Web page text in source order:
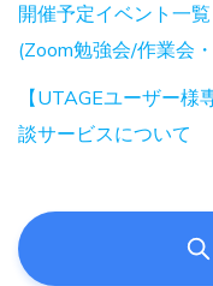
開催予定イベント一覧
(Zoom勉強会/作業会
【UTAGEユーザー
談サービスについて